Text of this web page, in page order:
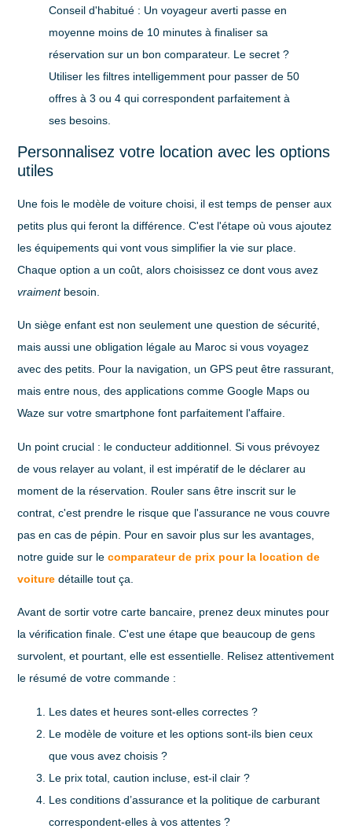
Conseil d'habitué : Un voyageur averti passe en
moyenne moins de 10 minutes à finaliser sa
réservation sur un bon comparateur. Le secret ?
Utiliser les filtres intelligemment pour passer de 50
offres à 3 ou 4 qui correspondent parfaitement à
ses besoins.
Personnalisez votre location avec les options
utiles
Une fois le modèle de voiture choisi, il est temps de penser aux
petits plus qui feront la différence. C'est l'étape où vous ajoutez
les équipements qui vont vous simplifier la vie sur place.
Chaque option a un coût, alors choisissez ce dont vous avez
vraimentbesoin.
Unsiège enfant est non seulement une question de sécurité,
mais aussi une obligation légale au Maroc si vous voyagez
avec des petits. Pour la navigation, unGPS peut être rassurant,
mais entre nous, des applications comme Google Maps ou
Waze sur votre smartphone font parfaitement l'affaire.
Un point crucial : leconducteur additionnel . Si vous prévoyez
de vous relayer au volant, il est impératif de le déclarer au
moment de la réservation. Rouler sans être inscrit sur le
contrat, c'est prendre le risque que l'assurance ne vous couvre
pas en cas de pépin. Pour en savoir plus sur les avantages,
notre guide sur lecomparateur de prix pour la location de
voiture détaille tout ça.
Avant de sortir votre carte bancaire, prenez deux minutes pour
la vérification finale. C'est une étape que beaucoup de gens
survolent, et pourtant, elle est essentielle. Relisez attentivement
le résumé de votre commande :
Les dates et heures sont-elles correctes ?
Le modèle de voiture et les options sont-ils bien ceux
que vous avez choisis ?
Le prix total, caution incluse, est-il clair ?
Les conditions d’assurance et la politique de carburant
correspondent-elles à vos attentes ?